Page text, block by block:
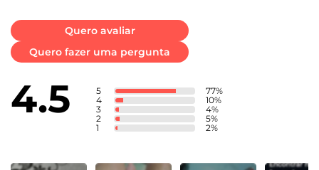
4.5 5 77%
4
10%
3
4%
2
5%
1
2%
Quero avaliar
Quero fazer uma pergunta